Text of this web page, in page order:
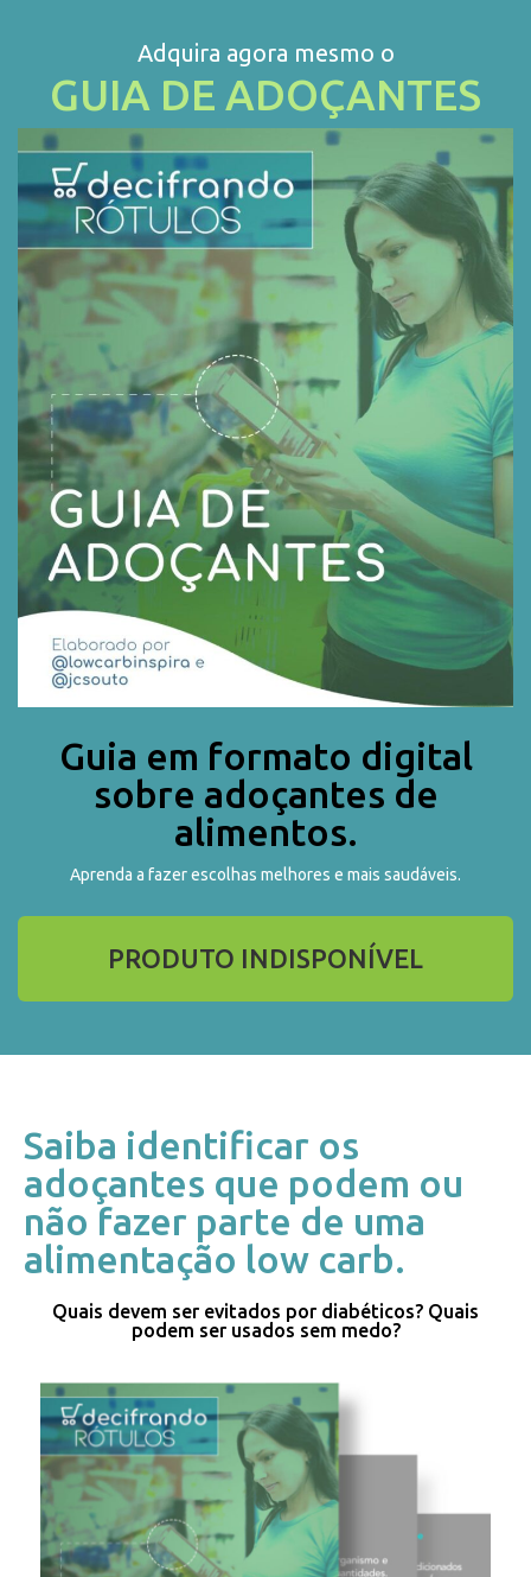
Adquira agora mesmo o
GUIA DE ADOÇANTES
Guia em formato digital
sobre adoçantes de
alimentos.
Aprenda a fazer escolhas melhores e mais saudáveis.
PRODUTO INDISPONÍVEL
Saiba identificar os
adoçantes que podem ou
não fazer parte de uma
alimentação low carb.
Quais devem ser evitados por diabéticos? Quais
podem ser usados sem medo?